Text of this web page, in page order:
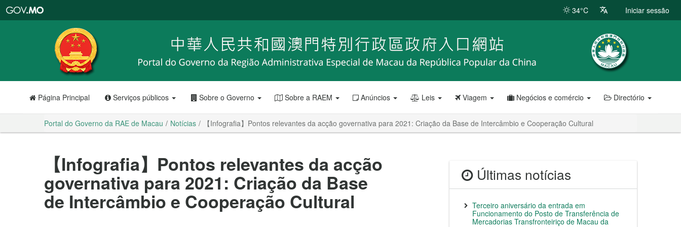
RAE
de
Macau
34°C Iniciar sessão
Página Principal Serviços públicos Sobre o Governo Sobre a RAEM Anúncios Leis Viagem Negócios e comércio Directório
Portal do Governo da RAE de Macau Notícias 【Infografia】Pontos relevantes da acção governativa para 2021: Criação da Base de Intercâmbio e Cooperação Cultural
【Infografia】Pontos relevantes da acção
governativa para 2021: Criação da Base
de Intercâmbio e Cooperação Cultural
Últimas notícias
Terceiro aniversário da entrada em
Funcionamento do Posto de Transferência de
Mercadorias Transfronteiriço de Macau da